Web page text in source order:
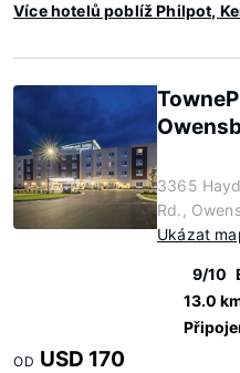
Více hotelů poblíž Philpot,
3365
Rd.,
Ukázat
9/10
13.0
OD USD 170